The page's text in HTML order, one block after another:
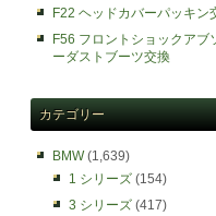
F22 ヘッドカバーパッキン
F56 フロントショックアブ
ーダストブーツ交換
カテゴリー
BMW(1,639)
1 シリーズ (154)
3 シリーズ (417)